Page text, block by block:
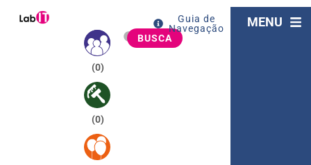
(0)
(0)
BUSCA
Guia de
Navegação
MENU